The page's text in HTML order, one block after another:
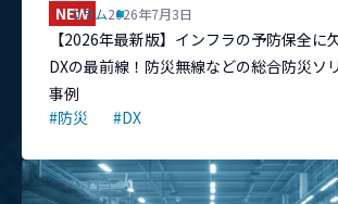
NEW
コラム2026年7月3日
【2026年最新版】インフラの予防保全に
DXの最前線！防災無線などの総合防災ソ
事例
#防災
#DX